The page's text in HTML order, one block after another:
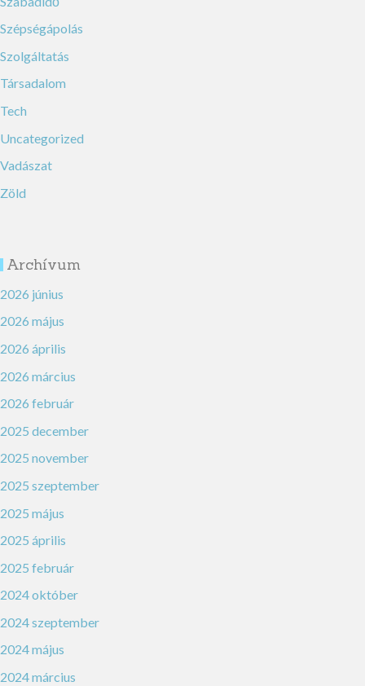
Szépségápolás
Szolgáltatás
Társadalom
Tech
Uncategorized
Vadászat
Zöld
Archívum
2026 június
2026 május
2026 április
2026 március
2026 február
2025 december
2025 november
2025 szeptember
2025 május
2025 április
2025 február
2024 október
2024 szeptember
2024 május
2024 március